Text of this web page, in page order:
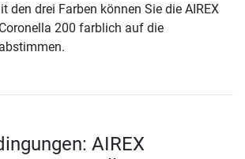
den drei Farben können Sie die AIREX
200 farblich auf die
AIREX